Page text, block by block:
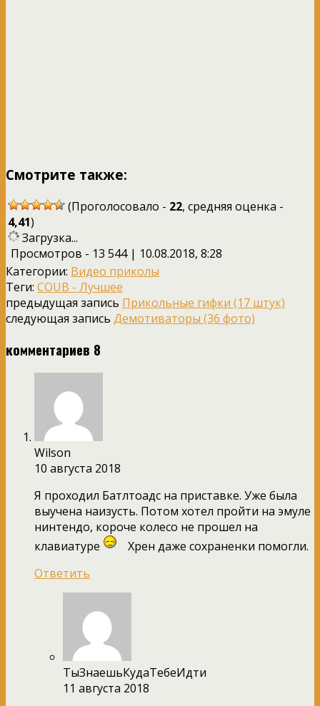
Смотрите также:
(Проголосовало - 22, средняя оценка -
4,41)
Загрузка...
Просмотров - 13 544 | 10.08.2018, 8:28
Категории: Видео приколы
Теги: COUB - Лучшее
предыдущая запись Прикольные гифки (17 штук)
следующая запись Демотиваторы (36 фото)
комментариев 8
Wilson
10 августа 2018
Я проходил Батлтоадс на приставке. Уже была
выучена наизусть. Потом хотел пройти на эмуле
нинтендо, короче колесо не прошел на
клавиатуре
Хрен даже сохраненки помогли.
Ответить
ТыЗнаешьКудаТебеИдти
11 августа 2018